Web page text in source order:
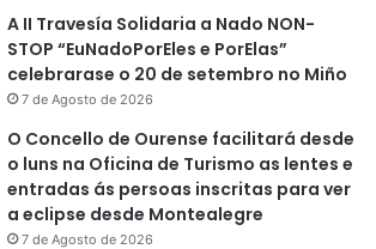
A II Travesía Solidaria a Nado NON-
STOP “EuNadoPorEles e PorElas”
celebrarase o 20 de setembro no Miño
7 de Agosto de 2026
O Concello de Ourense facilitará desde
o luns na Oficina de Turismo as lentes e
entradas ás persoas inscritas para ver
a eclipse desde Montealegre
7 de Agosto de 2026